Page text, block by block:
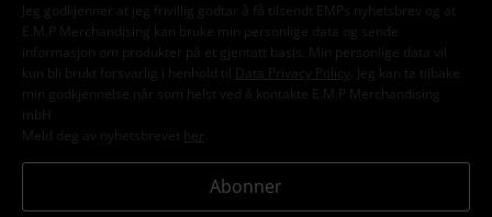
Jeg godkjenner at jeg frivillig godtar å få tilsendt EMPs nyhetsbrev og at
E.M.P Merchandising kan bruke min personlige data og sende
informasjon om produkter på et gjentatt basis. Min personlige data vil
kun bli brukt forsvarlig i henhold til
Data Privacy Policy
. Jeg kan ta tilbake
min godkjennelse når som helst ved å kontakte E.M.P Merchandising
mbH
Meld deg av nyhetsbrevet her
Abonner